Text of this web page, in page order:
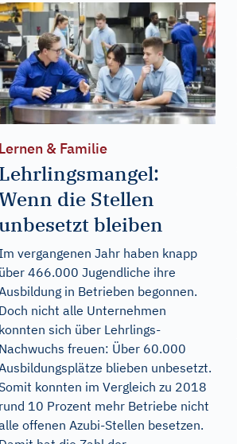
Lernen & Familie
Lehrlingsmangel:
die Stellen
bleiben
Im vergangenen Jahr haben knapp
über 466.000 Jugendliche ihre
in Betrieben begonnen.
Doch nicht alle Unternehmen
konnten sich über Lehrlings-
Nachwuchs freuen: Über 60.000
blieben unbesetzt.
konnten im Vergleich zu 2018
rund 10 Prozent mehr Betriebe nicht
offenen Azubi-Stellen besetzen.